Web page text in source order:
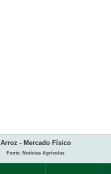
Arroz - Mercado Físico
Fonte: Notícias Agrícolas